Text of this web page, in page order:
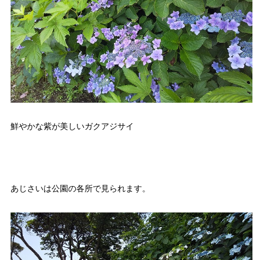
鮮やかな紫が美しいガクアジサイ
あじさいは公園の各所で見られます。